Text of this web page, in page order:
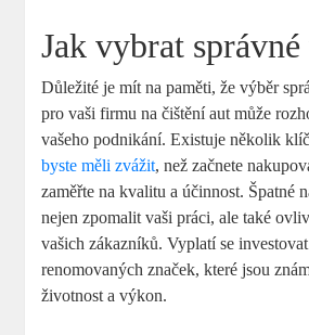
Jak vybrat
Důležité je mít na paměti, že výběr
pro vaši firmu na čištění aut může
vašeho podnikání. Existuje několik
byste měli zvážit, než začnete
zaměřte na kvalitu a účinnost. Špatné
nejen zpomalit vaši práci, ale také
vašich zákazníků. Vyplatí se
renomovaných značek, které jsou
životnost a výkon.